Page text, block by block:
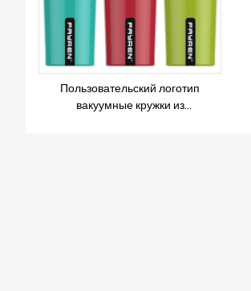
Пользовательский логотип
вакуумные кружки из